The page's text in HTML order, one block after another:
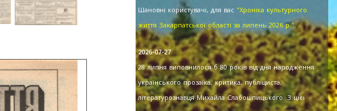
Шановні користувачі, для вас "Хроніка культурного
життя Закарпатської області за липень 2026 р.".
2026-07-27
28 липня виповнилося б 80 років від дня народження
українського прозаїка, критика, публіциста,
літературознавця Михайла Слабошпицького. З цієї